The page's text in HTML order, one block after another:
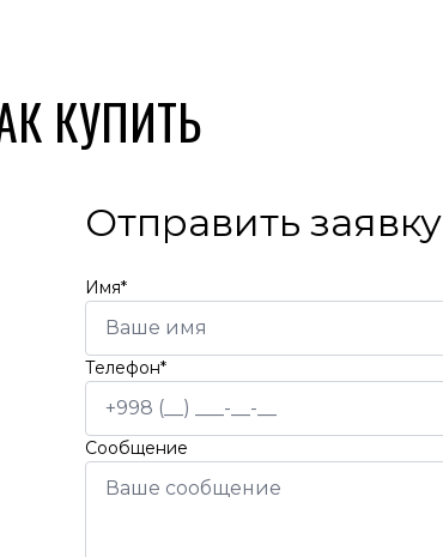
КУПИТЬ
Отправить заявку
Имя*
Телефон*
Сообщение